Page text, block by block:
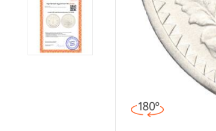
Античные и средневековые монеты
Наборы монет